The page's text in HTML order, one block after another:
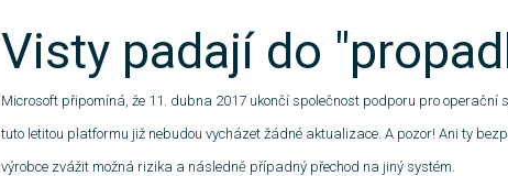
Visty padají do
Microsoft připomíná, že 11. dubna 2017 ukončí společnost podporu pro operační
tuto letitou platformu již nebudou vycházet žádné aktualizace. A pozor! Ani ty
výrobce zvážit možná rizika a následně případný přechod na jiný systém.